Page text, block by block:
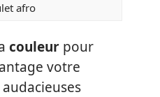
afro
couleur pour
votre